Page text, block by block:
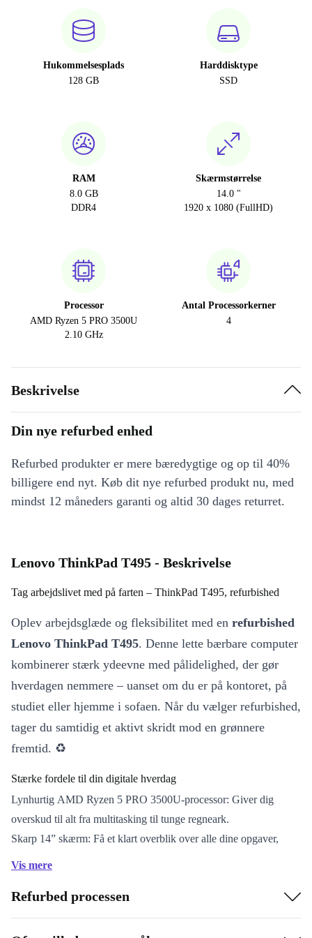
Hukommelsesplads
128 GB
Harddisktype
SSD
RAM
8.0 GB
DDR4
Skærmstørrelse
14.0 "
1920 x 1080 (FullHD)
Processor
AMD Ryzen 5 PRO 3500U
2.10 GHz
Antal Processorkerner
4
Beskrivelse
Din nye refurbed enhed
Refurbed produkter er mere bæredygtige og op til 40%
billigere end nyt. Køb dit nye refurbed produkt nu, med
mindst 12 måneders garanti og altid 30 dages returret.
Lenovo ThinkPad T495 - Beskrivelse
Tag arbejdslivet med på farten – ThinkPad T495, refurbished
Oplev arbejdsglæde og fleksibilitet med en refurbished
Lenovo ThinkPad T495. Denne lette bærbare computer
kombinerer stærk ydeevne med pålidelighed, der gør
hverdagen nemmere – uanset om du er på kontoret, på
studiet eller hjemme i sofaen. Når du vælger refurbished,
tager du samtidig et aktivt skridt mod en grønnere
fremtid. ♻️
Stærke fordele til din digitale hverdag
Lynhurtig AMD Ryzen 5 PRO 3500U-processor: Giver dig
overskud til alt fra multitasking til tunge regneark.
Skarp 14” skærm: Få et klart overblik over alle dine opgaver,
møder og projekter.
videokonferencer og billedredigering til en fornøjelse.
Praktiske tilslutninger: Tilslut nemt alt dit udstyr med USB-C,
Vis mere
Refurbed processen